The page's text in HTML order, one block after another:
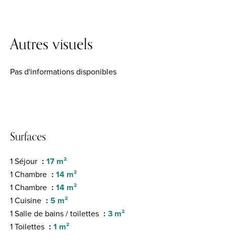
Autres visuels
Pas d'informations disponibles
Surfaces
1 Séjour
17 m²
1 Chambre
14 m²
1 Chambre
14 m²
1 Cuisine
5 m²
1 Salle de bains / toilettes
3 m²
1 Toilettes
1 m²